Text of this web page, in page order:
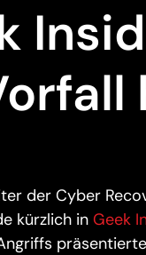
der Cyber
kürzlich in Geek